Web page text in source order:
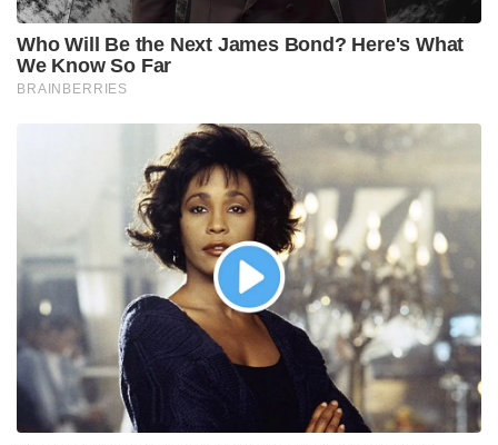
ഭീകരരെ വധിച്ചിരുന്നു. ചരിത്രത്തിലെ തന്നെ ഏറ്റവും
വലിയ കമ്യൂണിസ്റ്റ് ഭീകര വേട്ടയായിരുന്നു ഇത്. ഇതിന്
പിന്നാലെയാണ് സമാനമായ രീതിയിൽ ശക്തമായ
ഭീകര മുക്തമാക്കുകയാണ് കേന്ദ്ര- സംസ്ഥാന
സർക്കാരുകളുടെ ലക്ഷ്യം. അതിനാൽ വരും
ദിവസങ്ങളിലും നിർണായക നീക്കങ്ങൾ സുരക്ഷാ
സേനയുടെ ഭാഗത്ത് നിന്നും ഉണ്ടാകും. ഈ വർഷം
ഇതുവരെ ഏറ്റുമുട്ടലിൽ 103 കമ്യൂണിസ്റ്റ്
ഭീകരരെയാണ് സുരക്ഷാ സേന വധിച്ചത്.
terrorist encounter naxal